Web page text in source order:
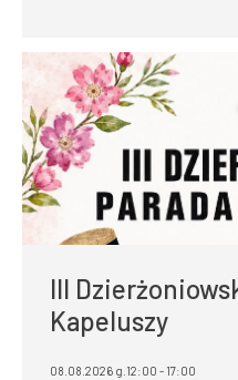
III
Kapeluszy
08.08.2026 g.12:00 - 17:00